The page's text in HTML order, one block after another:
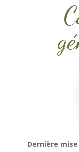
Dernière mise